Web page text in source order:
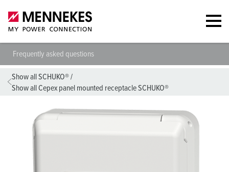
Frequently asked questions
Show all SCHUKO®/
Show all Cepex panel mounted receptacle SCHUKO®